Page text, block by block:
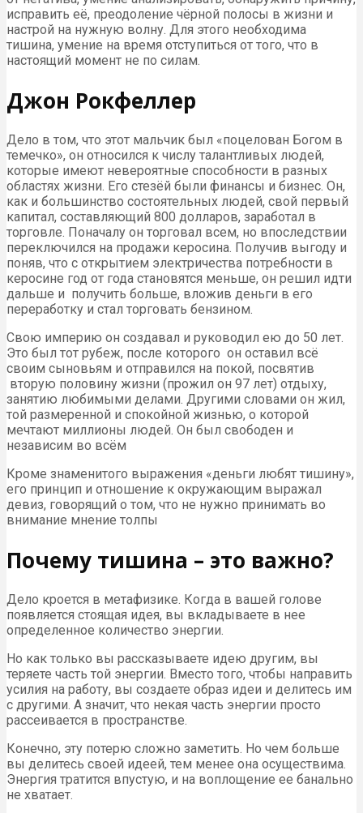
исправить её, преодоление чёрной полосы в жизни и
настрой на нужную волну. Для этого необходима
тишина, умение на время отступиться от того, что в
настоящий момент не по силам.
Джон Рокфеллер
Дело в том, что этот мальчик был «поцелован Богом в
темечко», он относился к числу талантливых людей,
которые имеют невероятные способности в разных
областях жизни. Его стезёй были финансы и бизнес. Он,
как и большинство состоятельных людей, свой первый
капитал, составляющий 800 долларов, заработал в
торговле. Поначалу он торговал всем, но впоследствии
переключился на продажи керосина. Получив выгоду и
поняв, что с открытием электричества потребности в
керосине год от года становятся меньше, он решил идти
дальше и получить больше, вложив деньги в его
переработку и стал торговать бензином.
Свою империю он создавал и руководил ею до 50 лет.
Это был тот рубеж, после которого он оставил всё
своим сыновьям и отправился на покой, посвятив
вторую половину жизни (прожил он 97 лет) отдыху,
занятию любимыми делами. Другими словами он жил,
той размеренной и спокойной жизнью, о которой
мечтают миллионы людей. Он был свободен и
независим во всём
Кроме знаменитого выражения «деньги любят тишину»,
его принцип и отношение к окружающим выражал
девиз, говорящий о том, что не нужно принимать во
внимание мнение толпы
Почему тишина – это важно?
Дело кроется в метафизике. Когда в вашей голове
появляется стоящая идея, вы вкладываете в нее
определенное количество энергии.
Но как только вы рассказываете идею другим, вы
теряете часть той энергии. Вместо того, чтобы направить
усилия на работу, вы создаете образ идеи и делитесь им
с другими. А значит, что некая часть энергии просто
рассеивается в пространстве.
Конечно, эту потерю сложно заметить. Но чем больше
вы делитесь своей идеей, тем менее она осуществима.
Энергия тратится впустую, и на воплощение ее банально
не хватает.